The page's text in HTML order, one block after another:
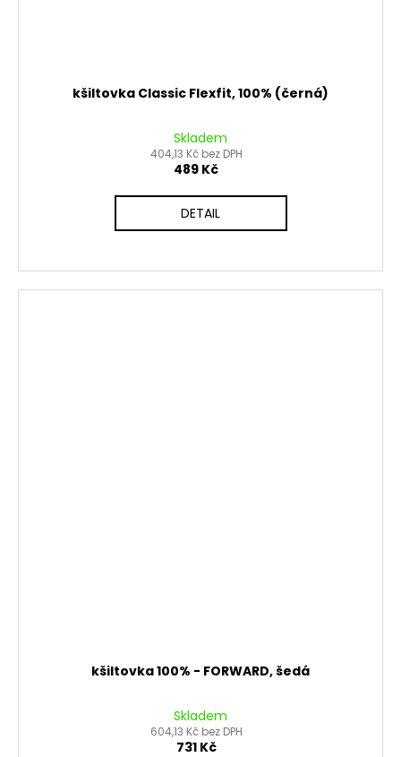
kšiltovka Classic Flexfit, 100% (černá)
Skladem
404,13 Kč bez DPH
489 Kč
DETAIL
kšiltovka 100% - FORWARD, šedá
Skladem
604,13 Kč bez DPH
731 Kč